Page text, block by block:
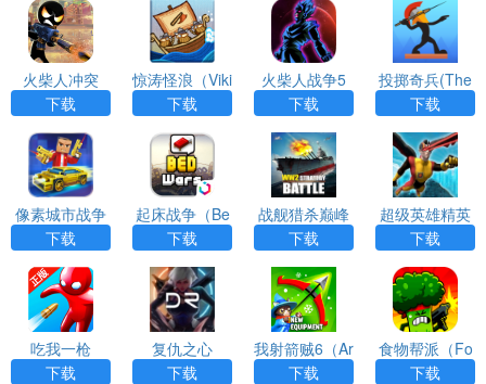
火柴人冲突
下载
惊涛怪浪（Viki
ng Hunters）
下载
火柴人战争5
（Stick Of Wa
r）
下载
投掷奇兵(The
Warrior)
下载
像素城市战争
下载
起床战争（Be
d Wars）
下载
战舰猎杀巅峰
海战世界(War
ship Hunter W
ar)
下载
超级英雄精英
下载
吃我一枪
下载
复仇之心
下载
我射箭贼6（Ar
chero）
下载
食物帮派（Fo
od Gang）
下载